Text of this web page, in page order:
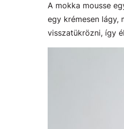
A mokka mousse
egy krémesen lágy,
visszatükrözni, így